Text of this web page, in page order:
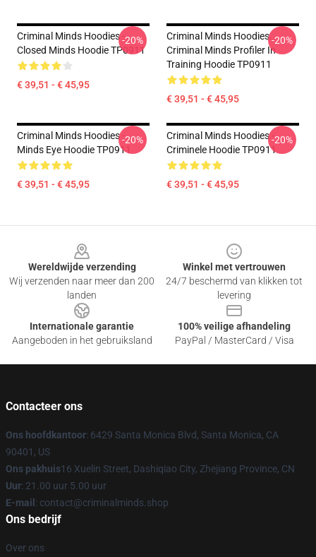
Criminal Minds Hoodies -
Closed Minds Hoodie TP0911
€ 39,51 - € 45,95
-20%
Criminal Minds Hoodies.
Criminal Minds Profiler In
Training Hoodie TP0911
€ 39,51 - € 45,95
-20%
Criminal Minds Hoodies -
Minds Eye Hoodie TP0911
€ 39,51 - € 45,95
-20%
Criminal Minds Hoodies -
Criminele Hoodie TP0911
€ 39,51 - € 45,95
-20%
Wereldwijde verzending
Wij verzenden naar meer dan 200
landen
Winkel met vertrouwen
24/7 beschermd van klikken tot
levering
Internationale garantie
Aangeboden in het gebruiksland
100% veilige afhandeling
PayPal / MasterCard / Visa
Contacteer ons
Ons hoofdkantoor: 6429 Santa Monica Blvd, Santa Monica, CA
90401, US
Ons pakhuis16 Xuelin Street, Dashiqiao City, Zhejiang Province, CN
Uur: 21.00 uur 5.00 uur
E-mail : contact@criminalminds.shop
Ons bedrijf
Over ons